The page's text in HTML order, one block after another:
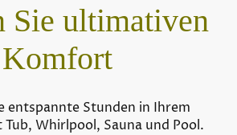
Sie ultimativen
Komfort
entspannte Stunden in Ihrem
Whirlpool, Sauna und Pool.